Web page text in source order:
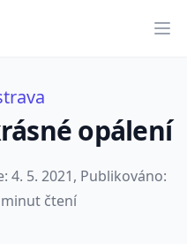
opálení
4. 5. 2021, Publikováno:
čtení